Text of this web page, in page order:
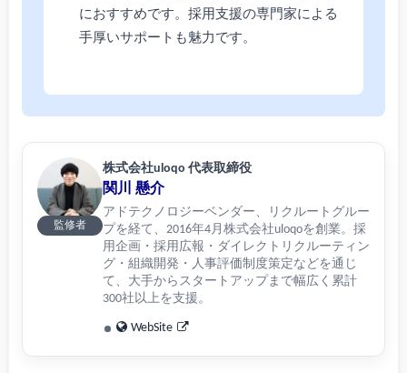
におすすめです。採用支援の専門家による
手厚いサポートも魅力です。
監修者
株式会社uloqo 代表取締役
関川 懸介
アドテクノロジーベンダー、リクルートグルー
プを経て、2016年4月株式会社uloqoを創業。採
用企画・採用広報・ダイレクトリクルーティン
グ・組織開発・人事評価制度策定などを通じ
て、大手からスタートアップまで幅広く累計
300社以上を支援。
WebSite